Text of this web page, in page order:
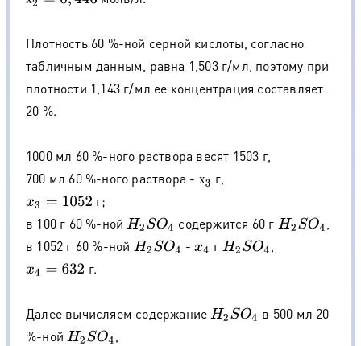
Плотность 60 %-ной серной кислоты, согласно
табличным данным, равна 1,503 г/мл, поэтому при
плотности 1,143 г/мл ее концентрация составляет
20 %.
1000 мл 60 %-ного раствора весят 1503 г,
700 мл 60 %-ного раствора - х
х3 г,
x3= 1052
г;
в 100 г 60 %-ной H2SO4 содержится 60 г H2SO4
в 1052 г 60 %-ной H2SO4 -x4 г H2SO4
x4 632 г.
Далее вычисляем содержание H2SO4
в 500 мл 20
%-ной H2SO4